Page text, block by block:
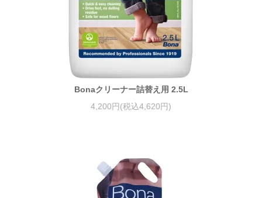
Bonaクリーナー詰替え用 2.5L
4,200円(税込4,620円)